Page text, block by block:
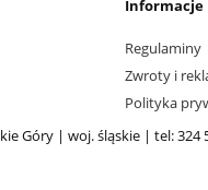
Informacje
Regulaminy
Zwroty i
Polityka
Góry | woj. śląskie | tel: 324